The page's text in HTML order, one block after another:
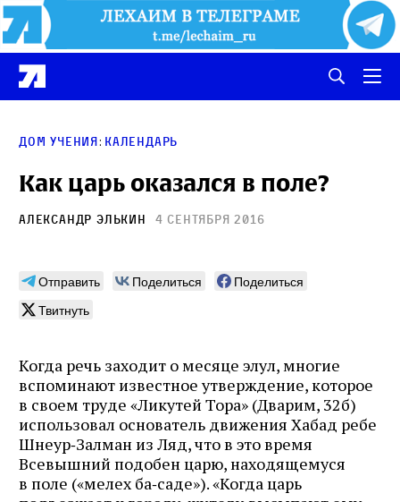
Дом учения: Календарь
Как царь оказался в поле?
Александр Элькин 4 сентября 2016
Отправить Поделиться
Поделиться
Твитнуть
Когда речь заходит о месяце элул, многие
вспоминают известное утверждение, которое
в своем труде «Ликутей Тора» (Дварим, 32б)
использовал основатель движения Хабад ребе
Шнеур‑Залман из Ляд, что в это время
Всевышний подобен царю, находящемуся
в поле («мелех ба‑саде»). «Когда царь